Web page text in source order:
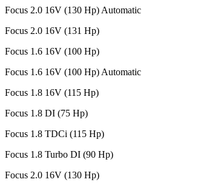
Focus 2.0 16V (130 Hp) Automatic
Focus 2.0 16V (131 Hp)
Focus 1.6 16V (100 Hp)
Focus 1.6 16V (100 Hp) Automatic
Focus 1.8 16V (115 Hp)
Focus 1.8 DI (75 Hp)
Focus 1.8 TDCi (115 Hp)
Focus 1.8 Turbo DI (90 Hp)
Focus 2.0 16V (130 Hp)